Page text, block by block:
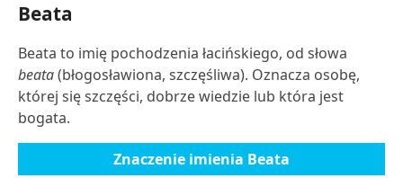
Beata
Beata to imię pochodzenia łacińskiego, od słowa
beata(błogosławiona, szczęśliwa). Oznacza osobę,
której się szczęści, dobrze wiedzie lub która jest
bogata.
Znaczenie imienia Beata